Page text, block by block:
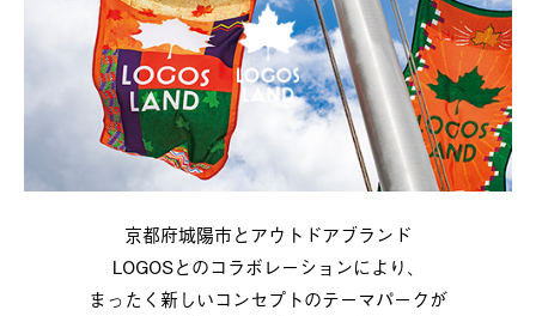
京都府城陽市とアウトドアブランド
LOGOSとのコラボレーションにより、
まったく新しいコンセプトのテーマパークが